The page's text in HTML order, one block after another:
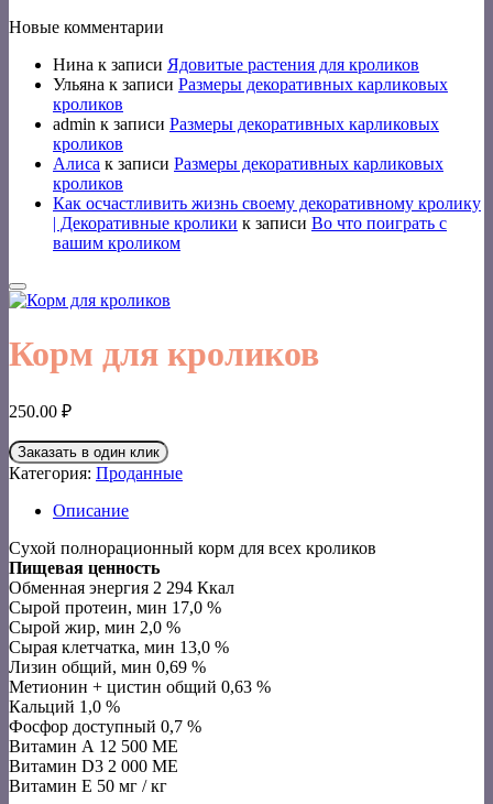
Новые комментарии
Нина к записи Ядовитые растения для кроликов
Ульяна к записи Размеры декоративных карликовых
кроликов
admin к записи Размеры декоративных карликовых
кроликов
Алиса к записи Размеры декоративных карликовых
кроликов
Как осчастливить жизнь своему декоративному кролику
| Декоративные кролики к записи Во что поиграть с
вашим кроликом
Корм для кроликов
250.00 ₽
Заказать в один клик
Категория: Проданные
Описание
Сухой полнорационный корм для всех кроликов
Пищевая ценность
Обменная энергия 2 294 Ккал
Сырой протеин, мин 17,0 %
Сырой жир, мин 2,0 %
Сырая клетчатка, мин 13,0 %
Лизин общий, мин 0,69 %
Метионин + цистин общий 0,63 %
Кальций 1,0 %
Фосфор доступный 0,7 %
Витамин А 12 500 МЕ
Витамин D3 2 000 МЕ
Витамин Е 50 мг / кг